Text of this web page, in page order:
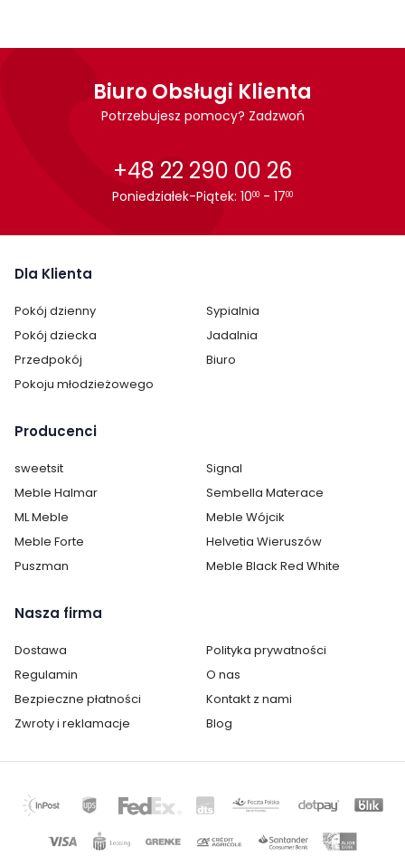
Głębokość: 76 cm
do samodzielnego montażu
Jadalnia
Salon
Kolor fotela:
Sypialnia
Materiał tapicerki:
Cechy dodatkowe fotela:
Biuro Obsługi Klienta
Potrzebujesz pomocy? Zadzwoń
+48 22 290 00 26
Poniedziałek-Piątek: 1000 - 1700
Dla Klienta
Pokój dzienny
Sypialnia
Pokój dziecka
Jadalnia
Przedpokój
Biuro
Pokoju młodzieżowego
Producenci
sweetsit
Signal
Meble Halmar
Sembella Materace
ML Meble
Meble Wójcik
Meble Forte
Helvetia Wieruszów
Puszman
Meble Black Red White
Nasza firma
Dostawa
Polityka prywatności
Regulamin
O nas
Bezpieczne płatności
Kontakt z nami
Zwroty i reklamacje
Blog